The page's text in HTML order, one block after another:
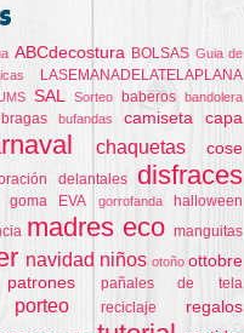
ABCdecostura BOLSAS Guia de
LASEMANADELATELAPLANA
SAL Sorteo baberos bandolera
bragas bufandas camiseta capa
chaquetas
cose
delantales disfraces
goma EVA gorrofanda halloween
madres eco manguitas
navidad niños otoño ottobre
patrones pañales de tela
porteo reciclaje regalos